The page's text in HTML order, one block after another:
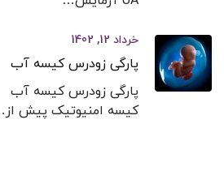
خرداد 12, 1402
پارگی زودرس کیسه آب
پارگی زودرس کیسه
کیسه امنیوتیک پیش